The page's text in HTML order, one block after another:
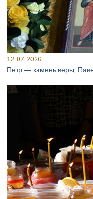
12.07.2026
Петр — камень веры,